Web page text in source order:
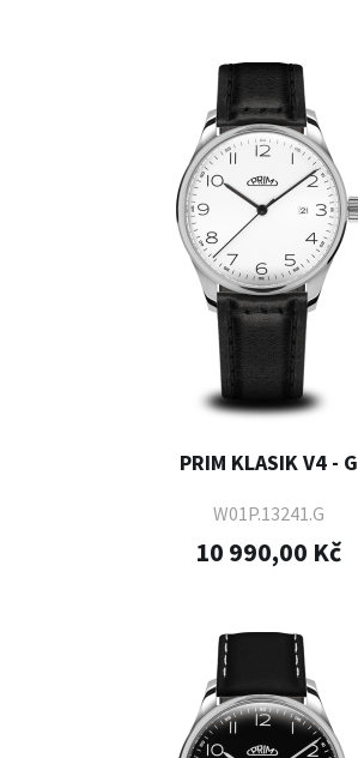
PRIM KLASIK V4 - G
W01P.13241.G
10 990,00 Kč